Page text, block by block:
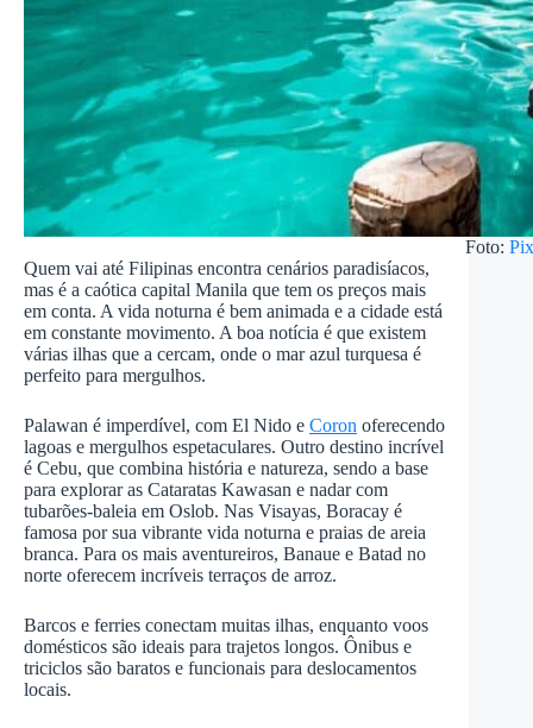
Foto:
Quem vai até Filipinas encontra cenários paradisíacos,
mas é a caótica capital Manila que tem os preços mais
em conta. A vida noturna é bem animada e a cidade está
em constante movimento. A boa notícia é que existem
várias ilhas que a cercam, onde o mar azul turquesa é
perfeito para mergulhos.
Palawan é imperdível, com El Nido e Coron oferecendo
lagoas e mergulhos espetaculares. Outro destino incrível
é Cebu, que combina história e natureza, sendo a base
para explorar as Cataratas Kawasan e nadar com
tubarões-baleia em Oslob. Nas Visayas, Boracay é
famosa por sua vibrante vida noturna e praias de areia
branca. Para os mais aventureiros, Banaue e Batad no
norte oferecem incríveis terraços de arroz.
Barcos e ferries conectam muitas ilhas, enquanto voos
domésticos são ideais para trajetos longos. Ônibus e
triciclos são baratos e funcionais para deslocamentos
locais.